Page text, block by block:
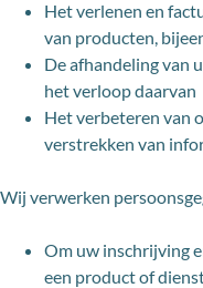
Het verlenen en
van producten,
De afhandeling van
het verloop daarvan
Het verbeteren van
verstrekken van
Wij verwerken
Om uw inschrijving
een product of